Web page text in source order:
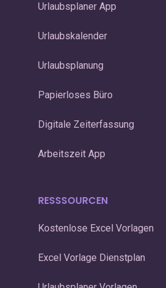
Urlaubsplaner App
Urlaubskalender
Urlaubsplanung
Papierloses Büro
Digitale Zeiterfassung
Arbeitszeit App
RESSSOURCEN
Kostenlose Excel Vorlagen
Excel Vorlage Dienstplan